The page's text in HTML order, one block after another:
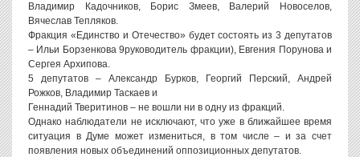
Владимир Кадочников, Борис Змеев, Валерий Новоселов,
Вячеслав Тепляков.
Фракция «Единство и Отечество» будет состоять из 3 депутатов
– Ильи Борзенкова 9руководитель фракции), Евгения Порунова и
Сергея Архипова.
5 депутатов – Александр Бурков, Георгий Перский, Андрей
Рожков, Владимир Таскаев и
Геннадий Тверитинов – не вошли ни в одну из фракций.
Однако наблюдатели не исключают, что уже в ближайшее время
ситуация в Думе может измениться, в том числе – и за счет
появления новых объединений оппозиционных депутатов.